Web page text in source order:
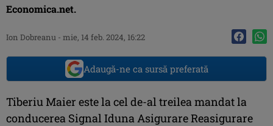
Economica.net.
Ion Dobreanu - mie, 14 feb. 2024, 16:22
Adaugă-ne ca sursă preferată
Tiberiu Maier este la cel de-al treilea mandat la
conducerea Signal Iduna Asigurare Reasigurare